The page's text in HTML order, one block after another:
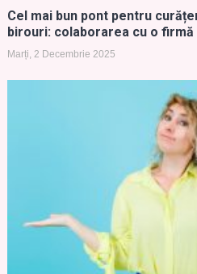
Cel mai bun pont pentru
birouri: colaborarea cu o firmă
Marți, 2 Decembrie 2025